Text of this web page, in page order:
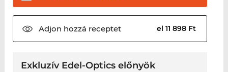
Adjon hozzá receptet el 11 898 Ft
Exkluzív Edel-Optics előnyök